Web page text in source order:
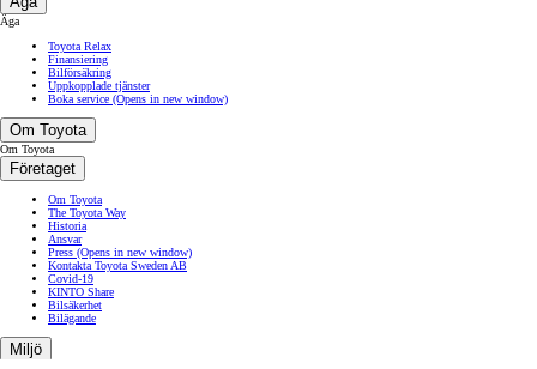
Äga
Toyota Relax
Finansiering
Bilförsäkring
Uppkopplade tjänster
Boka service (Opens in new window)
Om Toyota
Om Toyota
Företaget
Om Toyota
The Toyota Way
Historia
Ansvar
Press (Opens in new window)
Kontakta Toyota Sweden AB
Covid-19
KINTO Share
Bilsäkerhet
Bilägande
Miljö